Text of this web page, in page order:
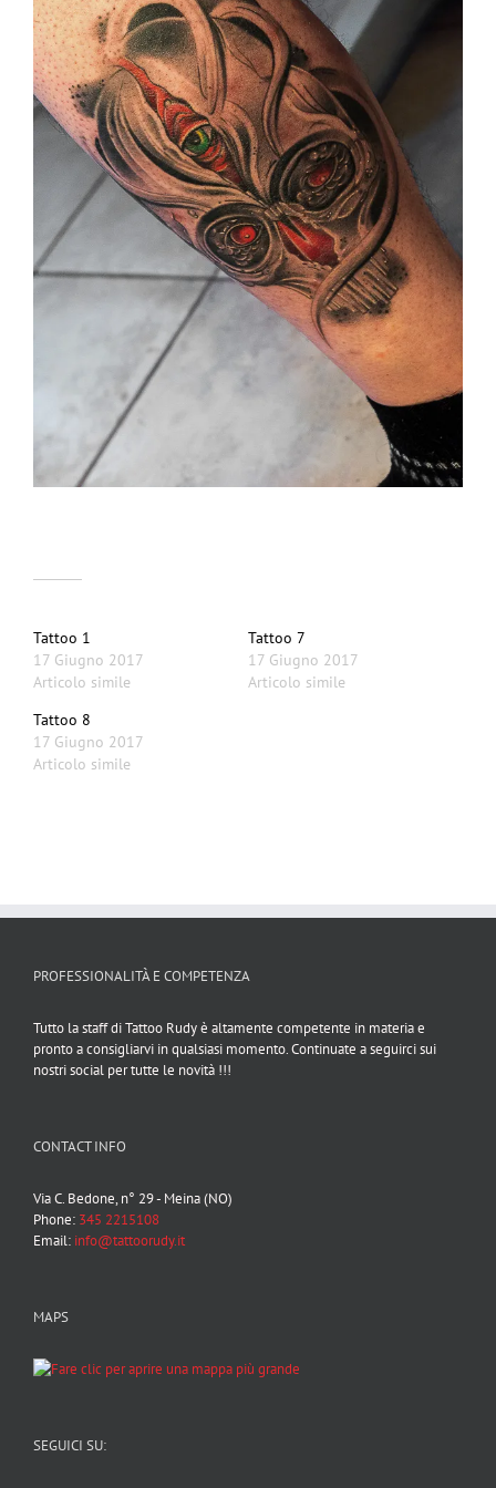
Tattoo 1
17 Giugno 2017
Articolo simile
Tattoo 7
17 Giugno 2017
Articolo simile
Tattoo 8
17 Giugno 2017
Articolo simile
PROFESSIONALITÀ E COMPETENZA
Tutto la staff di Tattoo Rudy è altamente competente in materia e
pronto a consigliarvi in qualsiasi momento. Continuate a seguirci sui
nostri social per tutte le novità !!!
CONTACT INFO
Via C. Bedone, n° 29 - Meina (NO)
Phone: 345 2215108
Email: info@tattoorudy.it
MAPS
SEGUICI SU: